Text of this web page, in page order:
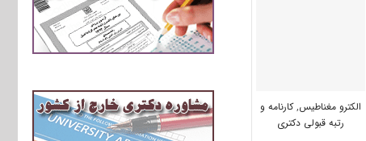
الکترو مغناطیس,کارنامه و
رتبه قبولی دکتری